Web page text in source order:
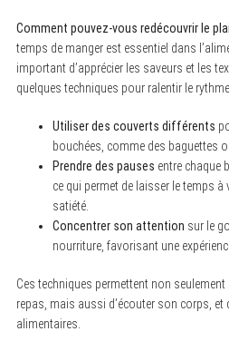
Comment pouvez-vous redécouvrir le
temps de manger est essentiel dans
important d’apprécier les saveurs et les
quelques techniques pour ralentir le
Utiliser des couverts différents
bouchées, comme des baguettes
Prendre des pauses entre chaque
ce qui permet de laisser le temps à
satiété.
Concentrer son attention sur le
nourriture, favorisant une
Ces techniques permettent non
repas, mais aussi d’écouter son corps, et
alimentaires.